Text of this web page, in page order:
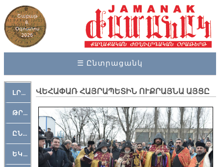
Շաբաթ
8,
Օգոստոս
2026
☰ Ընտրացանկ
ԼՐԱՀՈՍ
ԹՐՔԱՀԱՅ ԿԵԱՆՔ
ԸՆԿԵՐԱՄՇԱԿՈՒԹԱՅԻՆ
ԵԿԵՂԵՑԱԿԱՆ
ՎԵՀԱՓԱՌ ՀԱՅՐԱՊԵՏԻՆ ՈՒՔՐԱՅՆԱ ԱՅՑԸ